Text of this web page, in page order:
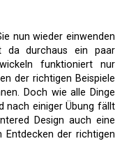
durchaus ein paar
funktioniert nur
der richtigen Beispiele
Doch wie alle Dinge
nach einiger Übung fällt
Design auch eine
Entdecken der richtigen